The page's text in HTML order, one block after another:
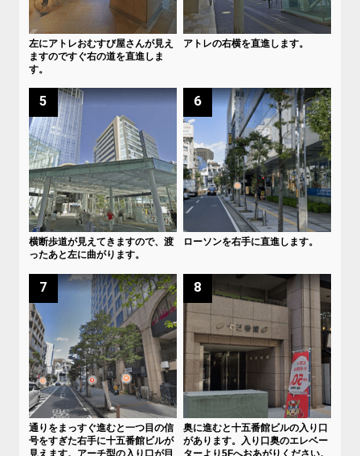
左にアトレおむすび屋さんが見え
ますのですぐ右の道を直進しま
す。
アトレの右横を直進します。
5
横断歩道が見えてきますので、渡
ったあと左に曲がります。
6
ローソンを右手に直進します。
7
通りをまっすぐ進むと一つ目の信
号をすぎた右手に十五番館ビルが
見えます。アーチ型の入り口が目
8
奥に進むと十五番館ビルの入り口
があります。入り口奥のエレベー
ターより5Fへおあがりください。